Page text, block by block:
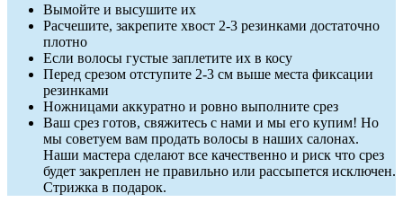
Вымойте и высушите их
Расчешите, закрепите хвост 2-3 резинками достаточно
плотно
Если волосы густые заплетите их в косу
Перед срезом отступите 2-3 см выше места фиксации
резинками
Ножницами аккуратно и ровно выполните срез
Ваш срез готов, свяжитесь с нами и мы его купим! Но
мы советуем вам продать волосы в наших салонах.
Наши мастера сделают все качественно и риск что срез
будет закреплен не правильно или рассыпется исключен.
Стрижка в подарок.